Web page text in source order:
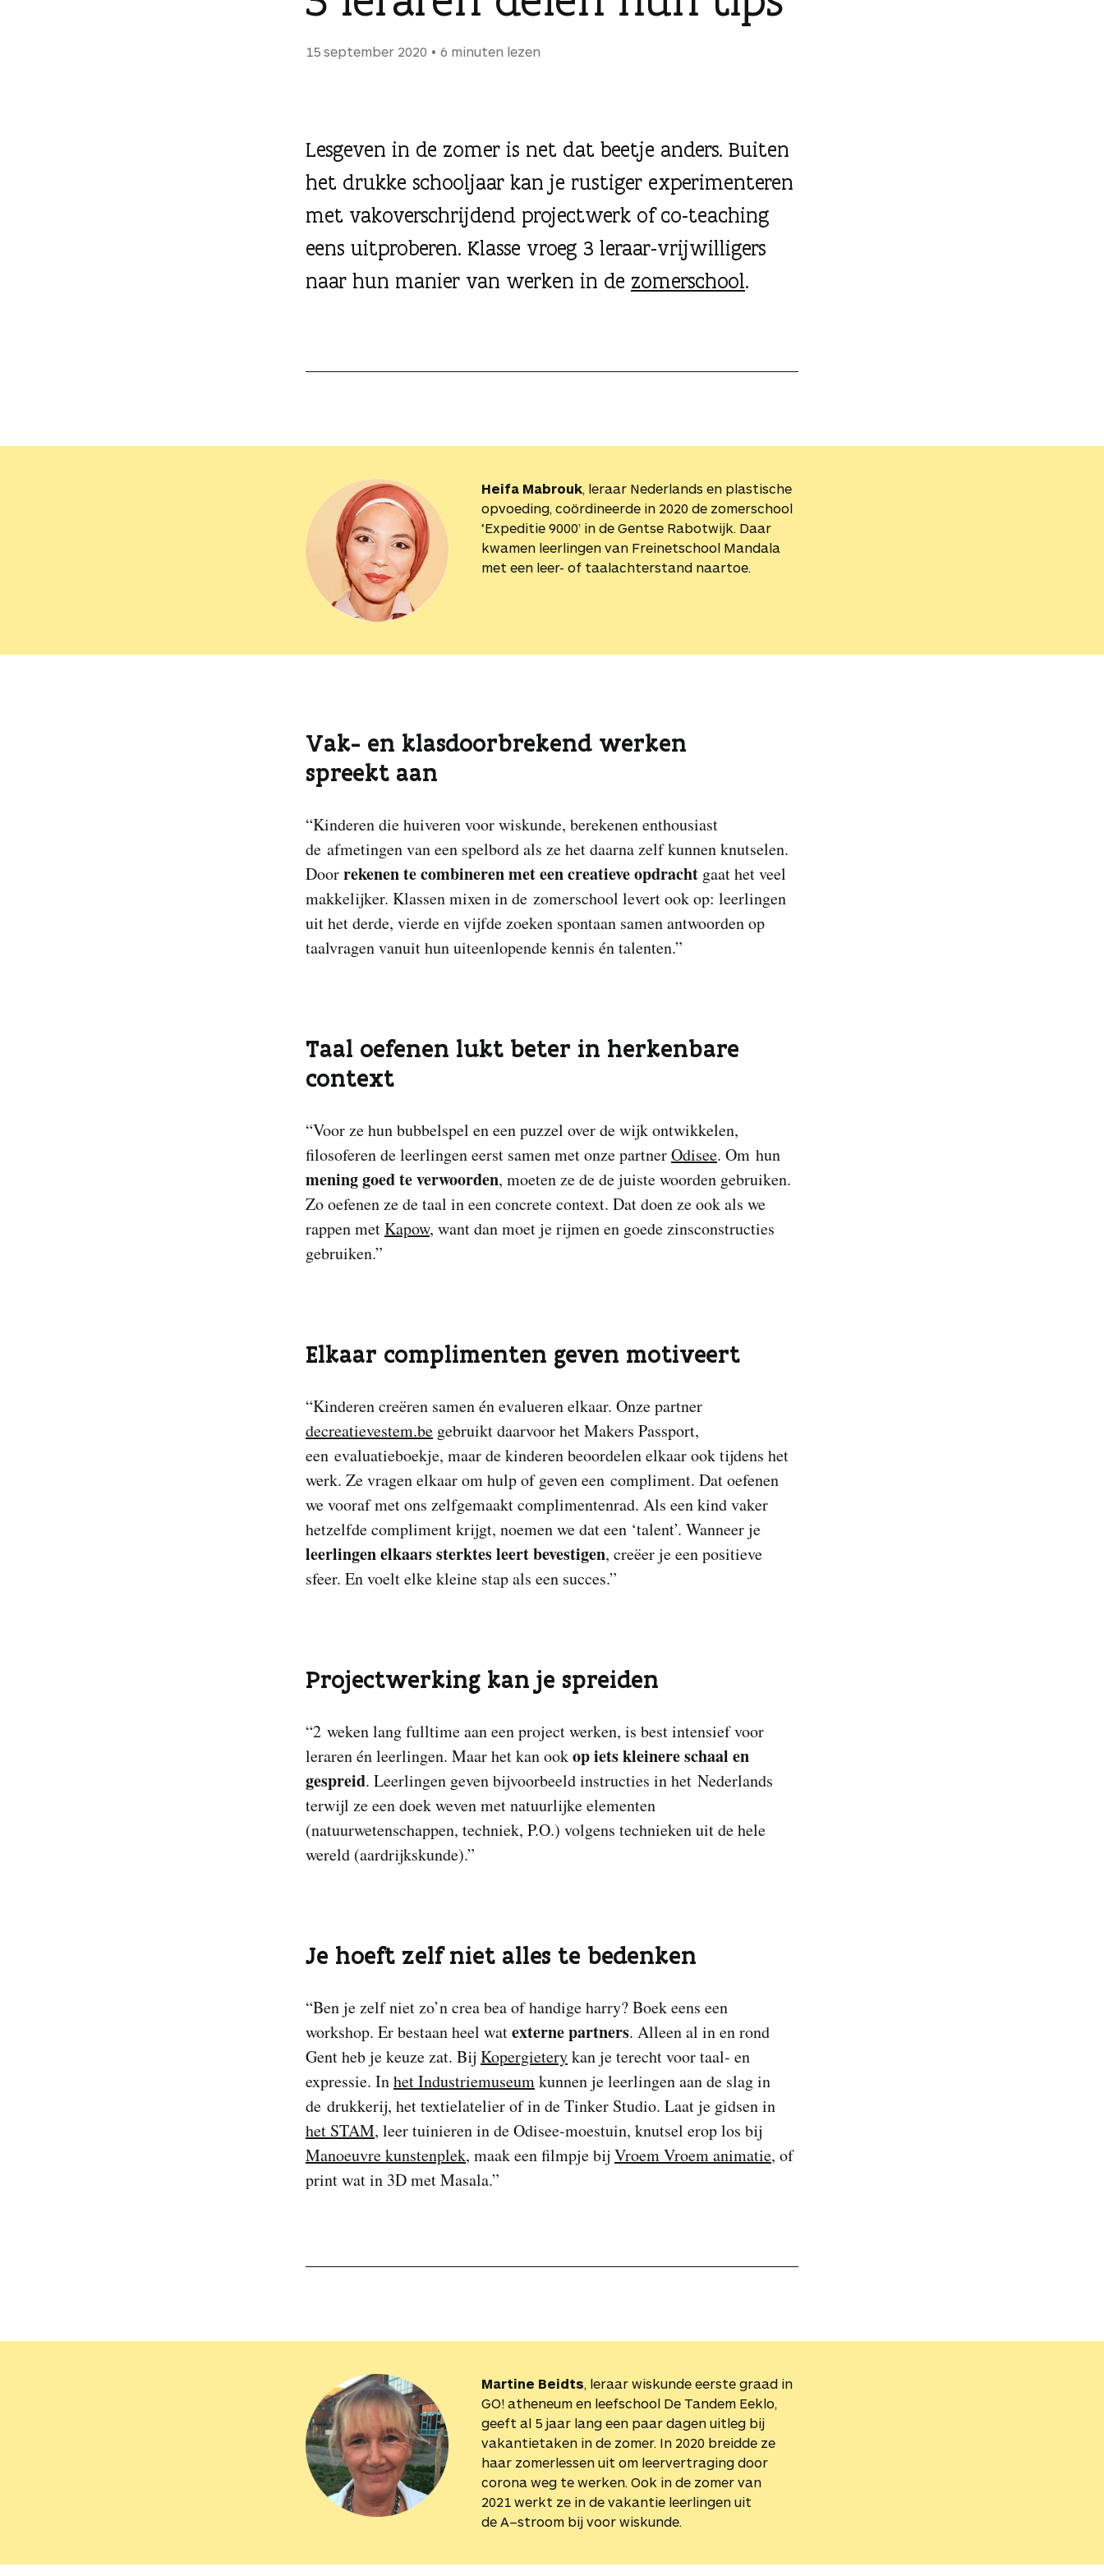
15 september 2020 6 minuten lezen
Lesgeven in de zomer is net dat beetje anders. Buiten
het drukke schooljaar kan je rustiger experimenteren
met vakoverschrijdend projectwerk of co-teaching
eens uitproberen. Klasse vroeg 3 leraar-vrijwilligers
naar hun manier van werken in de zomerschool.
Heifa Mabrouk, leraar Nederlands en plastische
opvoeding, coördineerde in 2020 de zomerschool
‘Expeditie 9000’ in de Gentse Rabotwijk. Daar
kwamen leerlingen van Freinetschool Mandala
met een leer- of taalachterstand naartoe.
Vak- en klasdoorbrekend werken
spreekt aan
“Kinderen die huiveren voor wiskunde, berekenen enthousiast
de afmetingen van een spelbord als ze het daarna zelf kunnen knutselen.
Doorrekenen te combineren met een creatieve opdracht gaat het veel
makkelijker. Klassen mixen in de zomerschool levert ook op: leerlingen
uit het derde, vierde en vijfde zoeken spontaan samen antwoorden op
taalvragen vanuit hun uiteenlopende kennis én talenten.”
Taal oefenen lukt beter in herkenbare
context
“Voor ze hun bubbelspel en een puzzel over de wijk ontwikkelen,
filosoferen de leerlingen eerst samen met onze partnerOdisee. Om hun
mening goed te verwoorden, moeten ze de de juiste woorden gebruiken.
Zo oefenen ze de taal in een concrete context. Dat doen ze ook als we
rappen metKapow, want dan moet je rijmen en goede zinsconstructies
gebruiken.”
Elkaar complimenten geven motiveert
“Kinderen creëren samen én evalueren elkaar. Onze partner
decreatievestem.be gebruikt daarvoor het Makers Passport,
een evaluatieboekje, maar de kinderen beoordelen elkaar ook tijdens het
werk. Ze vragen elkaar om hulp of geven een compliment. Dat oefenen
we vooraf met ons zelfgemaakt complimentenrad. Als een kind vaker
hetzelfde compliment krijgt, noemen we dat een ‘talent’. Wanneer je
leerlingen elkaars sterktes leert bevestigen, creëer je een positieve
sfeer. En voelt elke kleine stap als een succes.”
Projectwerking kan je spreiden
“2 weken lang fulltime aan een project werken, is best intensief voor
leraren én leerlingen. Maar het kan ookop iets kleinere schaal en
gespreid. Leerlingen geven bijvoorbeeld instructies in het Nederlands
terwijl ze een doek weven met natuurlijke elementen
(natuurwetenschappen, techniek, P.O.) volgens technieken uit de hele
wereld (aardrijkskunde).”
Je hoeft zelf niet alles te bedenken
“Ben je zelf niet zo’n crea bea of handige harry? Boek eens een
workshop. Er bestaan heel watexterne partners. Alleen al in en rond
Gent heb je keuze zat. Bij Kopergieterykan je terecht voor taal- en
expressie. Inhet Industriemuseumkunnen je leerlingen aan de slag in
de drukkerij, het textielatelier of in de Tinker Studio. Laat je gidsen in
het STAM, leer tuinieren in de Odisee-moestuin, knutsel erop los bij
Manoeuvre kunstenplek, maak een filmpje bij Vroem Vroem animatie, of
print wat in 3D met Masala.”
Martine Beidts, leraar wiskunde eerste graad in
GO! atheneum en leefschool De Tandem Eeklo,
geeft al 5 jaar lang een paar dagen uitleg bij
vakantietaken in de zomer. In 2020 breidde ze
haar zomerlessen uit om leervertraging door
corona weg te werken. Ook in de zomer van
2021 werkt ze in de vakantie leerlingen uit
de A−stroom bij voor wiskunde.